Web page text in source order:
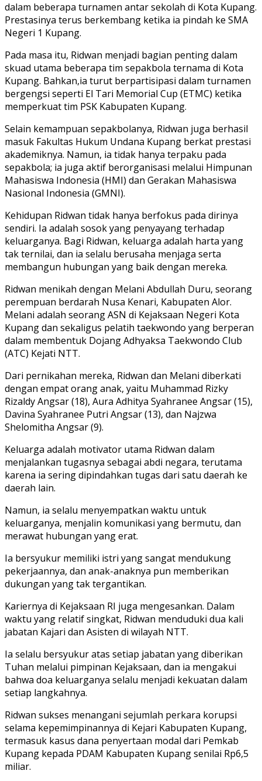
dalam beberapa turnamen antar sekolah di Kota Kupang.
Prestasinya terus berkembang ketika ia pindah ke SMA
Negeri 1 Kupang.
Pada masa itu, Ridwan menjadi bagian penting dalam
skuad utama beberapa tim sepakbola ternama di Kota
Kupang. Bahkan,ia turut berpartisipasi dalam turnamen
bergengsi seperti El Tari Memorial Cup (ETMC) ketika
memperkuat tim PSK Kabupaten Kupang.
Selain kemampuan sepakbolanya, Ridwan juga berhasil
masuk Fakultas Hukum Undana Kupang berkat prestasi
akademiknya. Namun, ia tidak hanya terpaku pada
sepakbola; ia juga aktif berorganisasi melalui Himpunan
Mahasiswa Indonesia (HMI) dan Gerakan Mahasiswa
Nasional Indonesia (GMNI).
Kehidupan Ridwan tidak hanya berfokus pada dirinya
sendiri. Ia adalah sosok yang penyayang terhadap
keluarganya. Bagi Ridwan, keluarga adalah harta yang
tak ternilai, dan ia selalu berusaha menjaga serta
membangun hubungan yang baik dengan mereka.
Ridwan menikah dengan Melani Abdullah Duru, seorang
perempuan berdarah Nusa Kenari, Kabupaten Alor.
Melani adalah seorang ASN di Kejaksaan Negeri Kota
Kupang dan sekaligus pelatih taekwondo yang berperan
dalam membentuk Dojang Adhyaksa Taekwondo Club
(ATC) Kejati NTT.
Dari pernikahan mereka, Ridwan dan Melani diberkati
dengan empat orang anak, yaitu Muhammad Rizky
Rizaldy Angsar (18), Aura Adhitya Syahranee Angsar (15),
Davina Syahranee Putri Angsar (13), dan Najzwa
Shelomitha Angsar (9).
Keluarga adalah motivator utama Ridwan dalam
menjalankan tugasnya sebagai abdi negara, terutama
karena ia sering dipindahkan tugas dari satu daerah ke
daerah lain.
Namun, ia selalu menyempatkan waktu untuk
keluarganya, menjalin komunikasi yang bermutu, dan
merawat hubungan yang erat.
Ia bersyukur memiliki istri yang sangat mendukung
pekerjaannya, dan anak-anaknya pun memberikan
dukungan yang tak tergantikan.
Kariernya di Kejaksaan RI juga mengesankan. Dalam
waktu yang relatif singkat, Ridwan menduduki dua kali
jabatan Kajari dan Asisten di wilayah NTT.
Ia selalu bersyukur atas setiap jabatan yang diberikan
Tuhan melalui pimpinan Kejaksaan, dan ia mengakui
bahwa doa keluarganya selalu menjadi kekuatan dalam
setiap langkahnya.
Ridwan sukses menangani sejumlah perkara korupsi
selama kepemimpinannya di Kejari Kabupaten Kupang,
termasuk kasus dana penyertaan modal dari Pemkab
Kupang kepada PDAM Kabupaten Kupang senilai Rp6,5
miliar.